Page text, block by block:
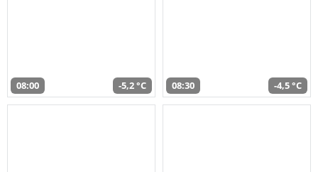
08:00 -5,2 °C 08:30 -4,5 °C